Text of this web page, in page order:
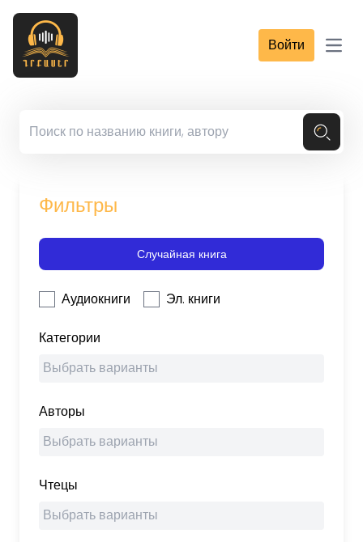
Войти
Фильтры
Случайная книга
Аудиокниги Эл. книги
Категории
Авторы
Чтецы